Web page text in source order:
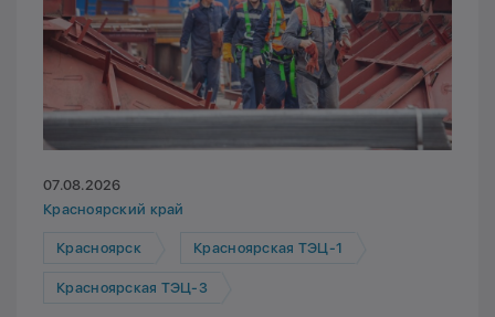
07.08.2026
Красноярский край
Красноярск Красноярская ТЭЦ-1
Красноярская ТЭЦ-3